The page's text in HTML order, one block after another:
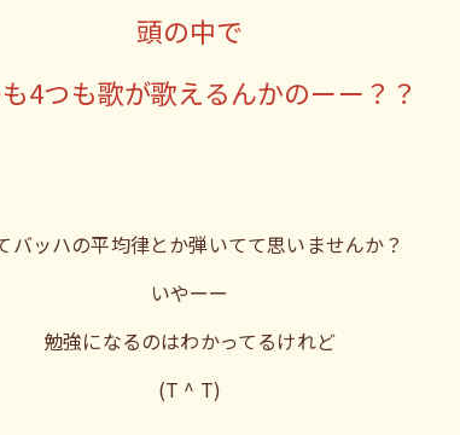
頭の中で
4つも歌が歌えるんかのーー？？
バッハの平均律とか弾いてて思いませんか？
いやーー
勉強になるのはわかってるけれど
(T ^ T)